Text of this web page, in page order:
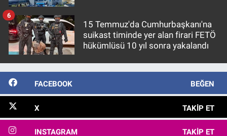
15 Temmuz'da Cumhurbaşkanı'na
suikast timinde yer alan firari FETÖ
hükümlüsü 10 yıl sonra yakalandı
6
FACEBOOK BEĞEN
X TAKIP ET
INSTAGRAM TAKIP ET